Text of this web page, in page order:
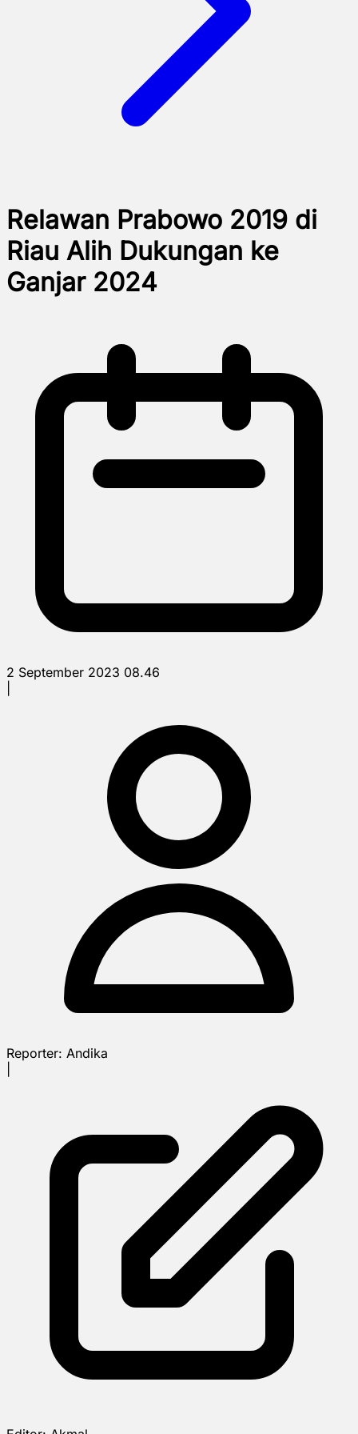
Relawan Prabowo 2019 di
Riau Alih Dukungan ke
Ganjar 2024
2 September 2023 08.46
Reporter: Andika